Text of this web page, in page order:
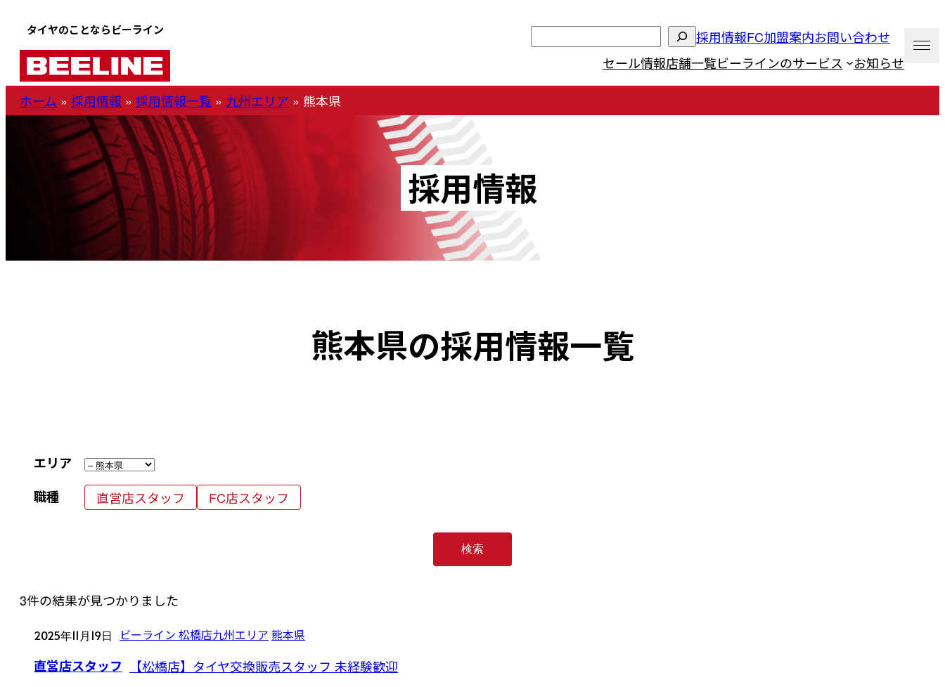
タイヤのことならビーライン 採用情報FC加盟案内お問い合わせ
セール情報店舗一覧ビーラインのサービス お知らせ
ホーム » 採用情報 » 採用情報一覧 » 九州エリア » 熊本県
採用情報
熊本県の採用情報一覧
エリア
職種
直営店スタッフ FC店スタッフ
検索
3件の結果が見つかりました
2025年11月19日 ビーライン 松橋店九州エリア 熊本県
直営店スタッフ 【松橋店】タイヤ交換販売スタッフ 未経験歓迎